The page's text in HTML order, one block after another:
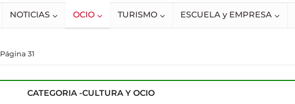
NOTICIAS OCIO TURISMO ESCUELA y EMPRESA
Página 31
CATEGORIA -CULTURA Y OCIO